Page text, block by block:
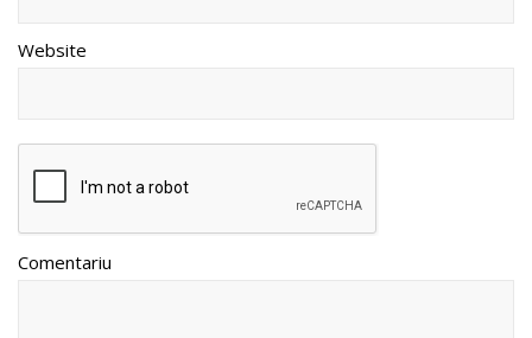
Website
Comentariu